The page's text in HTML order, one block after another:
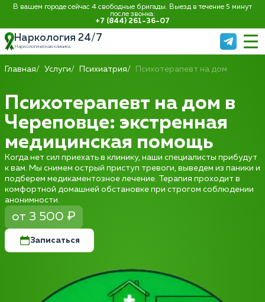
В вашем городе сейчас 4 свободные бригады. Выезд в течение 5 минут
после звонка:
+7 (844) 261-36-07
Наркология 24/7
Наркологическая клиника
Главная Услуги Психиатрия Психотерапевт на дом
Психотерапевт на дом в
Череповце: экстренная
медицинская помощь
Когда нет сил приехать в клинику, наши специалисты прибудут
к вам. Мы снимем острый приступ тревоги, выведем из паники и
подберем медикаментозное лечение. Терапия проходит в
комфортной домашней обстановке при строгом соблюдении
анонимности.
от 3 500 ₽
Записаться